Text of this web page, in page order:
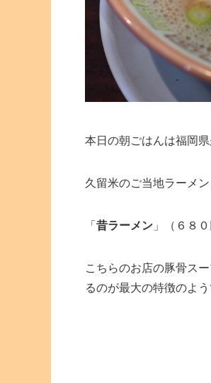
本日の朝ごはんは福岡
久留米のご当地ラーメ
「 昔ラーメン 」（６８０
こちらのお店の豚骨ス
るのが最大の特徴のよう